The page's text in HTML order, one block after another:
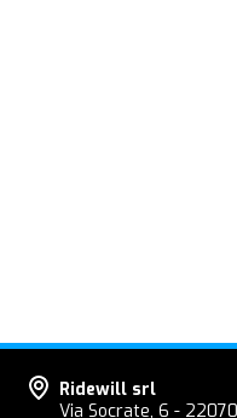
Ridewill srl
Via Socrate, 6 -